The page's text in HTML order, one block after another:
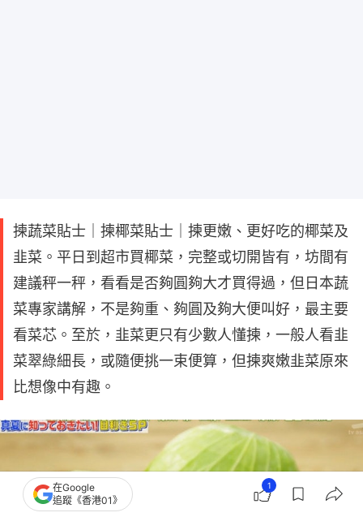
揀蔬菜貼士｜揀椰菜貼士｜揀更嫩、更好吃的椰菜及
韭菜。平日到超市買椰菜，完整或切開皆有，坊間有
建議秤一秤，看看是否夠圓夠大才買得過，但日本蔬
菜專家講解，不是夠重、夠圓及夠大便叫好，最主要
看菜芯。至於，韭菜更只有少數人懂揀，一般人看韭
菜翠綠細長，或隨便挑一束便算，但揀爽嫩韭菜原來
比想像中有趣。
在Google
追蹤《香港01》
1